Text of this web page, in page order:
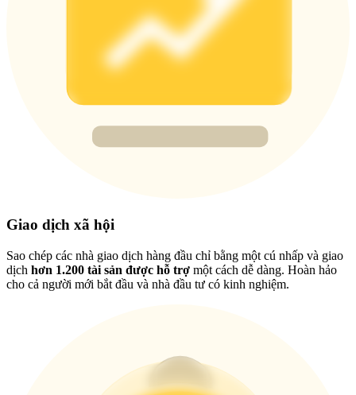
Deposit CASHCAT & Win
Share 500000 CASHCAT prize pool
Exclusive for BitMart Users
Register & Trade to Win 500,000 USDT
Trade Gold & Silver · 33,333 USDT Bonus
Giao dịch xã hội
Sao chép các nhà giao dịch hàng đầu chỉ bằng một cú nhấp và giao
dịch hơn 1.200 tài sản được hỗ trợ một cách dễ dàng. Hoàn hảo
cho cả người mới bắt đầu và nhà đầu tư có kinh nghiệm.